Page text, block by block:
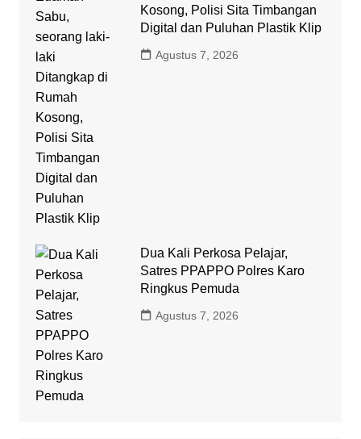
Kosong, Polisi Sita Timbangan
Digital dan Puluhan Plastik Klip
Agustus 7, 2026
Dua Kali Perkosa Pelajar,
Satres PPAPPO Polres Karo
Ringkus Pemuda
Agustus 7, 2026